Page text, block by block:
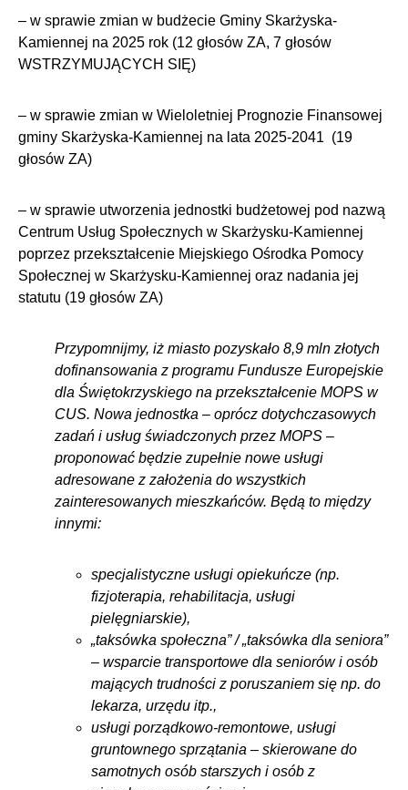
– w sprawie zmian w budżecie Gminy Skarżyska-
Kamiennej na 2025 rok (12 głosów ZA, 7 głosów
WSTRZYMUJĄCYCH SIĘ)
– w sprawie zmian w Wieloletniej Prognozie Finansowej
gminy Skarżyska-Kamiennej na lata 2025-2041 (19
głosów ZA)
– w sprawie utworzenia jednostki budżetowej pod nazwą
Centrum Usług Społecznych w Skarżysku-Kamiennej
poprzez przekształcenie Miejskiego Ośrodka Pomocy
Społecznej w Skarżysku-Kamiennej oraz nadania jej
statutu (19 głosów ZA)
Przypomnijmy, iż miasto pozyskało 8,9 mln złotych
dofinansowania z programu Fundusze Europejskie
dla Świętokrzyskiego na przekształcenie MOPS w
CUS. Nowa jednostka – oprócz dotychczasowych
zadań i usług świadczonych przez MOPS –
proponować będzie zupełnie nowe usługi
adresowane z założenia do wszystkich
zainteresowanych mieszkańców. Będą to między
innymi:
specjalistyczne usługi opiekuńcze (np.
fizjoterapia, rehabilitacja, usługi
pielęgniarskie),
„taksówka społeczna” / „taksówka dla seniora”
– wsparcie transportowe dla seniorów i osób
mających trudności z poruszaniem się np. do
lekarza, urzędu itp.,
usługi porządkowo-remontowe, usługi
gruntownego sprzątania – skierowane do
samotnych osób starszych i osób z